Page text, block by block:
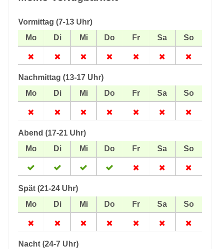
Vormittag (7-13 Uhr)
Nachmittag (13-17 Uhr)
Abend (17-21 Uhr)
Spät (21-24 Uhr)
Nacht (24-7 Uhr)